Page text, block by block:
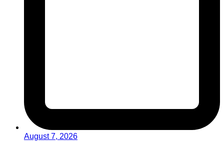
August 7, 2026